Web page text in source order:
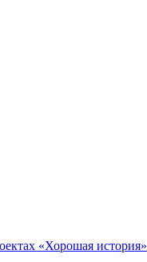
«Хорошая история»